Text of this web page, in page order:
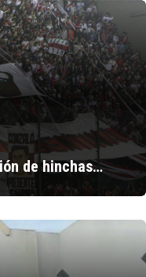
de hinchas…